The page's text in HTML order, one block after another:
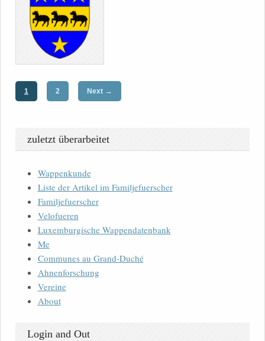
1 2 Next →
zuletzt überarbeitet
Wappenkunde
Liste der Artikel im Familjefuerscher
Familjefuerscher
Velofueren
Luxemburgische Wappendatenbank
Me
Communes au Grand-Duché
Ahnenforschung
Vereine
About
Login and Out